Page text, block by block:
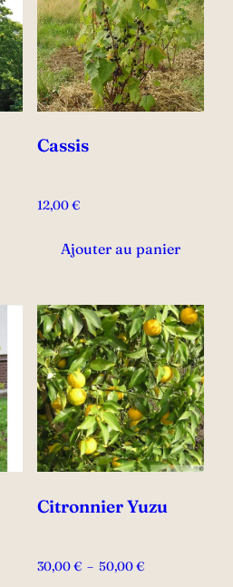
produit
plusieurs
variations.
Les
options
peuvent
être
choisies
produit
Cassis
12,00€
Ajouter au panier
Citronnier Yuzu
30,00€ – 50,00€Plage